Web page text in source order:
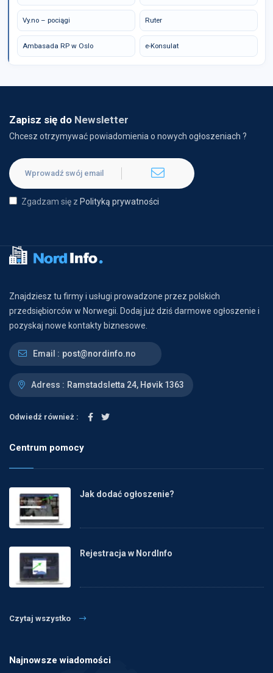
Vy.no – pociągi Ruter
Ambasada RP w Oslo e-Konsulat
Zapisz się do Newsletter
Chcesz otrzymywać powiadomienia o nowych ogłoszeniach ?
Zgadzam się z Polityką prywatności
Znajdziesz tu firmy i usługi prowadzone przez polskich
przedsiębiorców w Norwegii. Dodaj już dziś darmowe ogłoszenie i
pozyskaj nowe kontakty biznesowe.
Email : post@nordinfo.no
Adress : Ramstadsletta 24, Høvik 1363
Odwiedź również :
Centrum pomocy
Jak dodać ogłoszenie?
Rejestracja w NordInfo
Czytaj wszystko
Najnowsze wiadomości